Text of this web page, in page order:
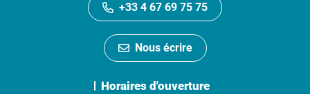
+33 4 67 69 75 75
Nous écrire
Horaires d'ouverture